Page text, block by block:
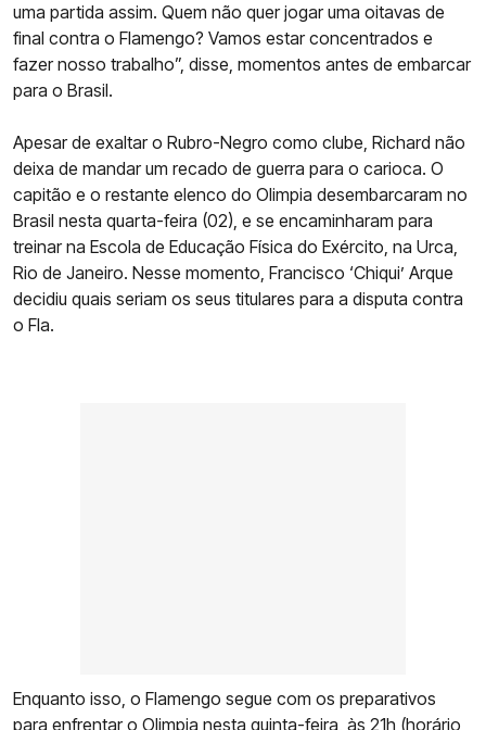
uma partida assim. Quem não quer jogar uma oitavas de
final contra o Flamengo? Vamos estar concentrados e
fazer nosso trabalho”, disse, momentos antes de embarcar
para o Brasil.
Apesar de exaltar o Rubro-Negro como clube, Richard não
deixa de mandar um recado de guerra para o carioca. O
capitão e o restante elenco do Olimpia desembarcaram no
Brasil nesta quarta-feira (02), e se encaminharam para
treinar na Escola de Educação Física do Exército, na Urca,
Rio de Janeiro. Nesse momento, Francisco ‘Chiqui’ Arque
decidiu quais seriam os seus titulares para a disputa contra
o Fla.
Enquanto isso, o Flamengo segue com os preparativos
para enfrentar o Olimpia nesta quinta-feira, às 21h (horário